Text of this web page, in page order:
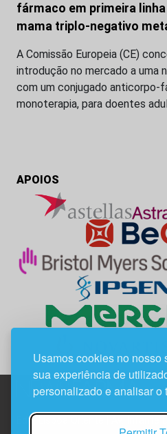
Usamos cookies no nosso
sua experiência de
personalizado e analisar o
fármaco em primeira
mama triplo-negativo
A Comissão Europeia (CE)
introdução no mercado a uma
com um conjugado anticorpo-
monoterapia, para doentes
APOIOS
Edif. Lisboa Oriente | Av. Infante